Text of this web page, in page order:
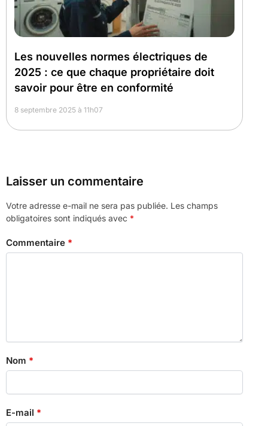
Les nouvelles normes électriques de
2025 : ce que chaque propriétaire doit
savoir pour être en conformité
8 septembre 2025 à 11h07
Laisser un commentaire
Votre adresse e-mail ne sera pas publiée. Les champs
obligatoires sont indiqués avec *
Commentaire *
Nom *
E-mail *